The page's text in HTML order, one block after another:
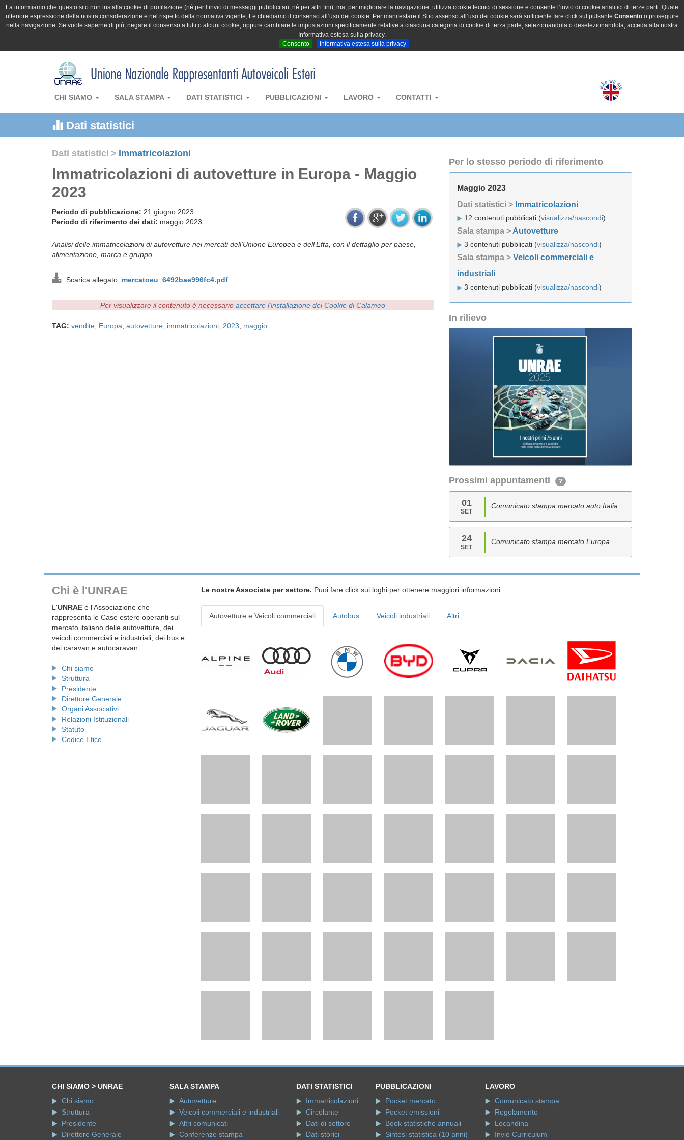
La informiamo che questo sito non installa cookie di profilazione (né per l’invio di messaggi pubblicitari, né per altri fini); ma, per migliorare la navigazione, utilizza cookie tecnici di sessione e consente l’invio di cookie analitici di terze parti. Quale
ulteriore espressione della nostra considerazione e nel rispetto della normativa vigente, Le chiediamo il consenso all’uso dei cookie. Per manifestare il Suo assenso all’uso dei cookie sarà sufficiente fare click sul pulsante Consentoo proseguire
nella navigazione. Se vuole saperne di più, negare il consenso a tutti o alcuni cookie, oppure cambiare le impostazioni specificamente relative a ciascuna categoria di cookie di terza parte, selezionandola o deselezionandola, acceda alla nostra
Informativa estesa sulla privacy.
Consento
Informativa estesa sulla privacy
CHI SIAMO SALA STAMPA DATI STATISTICI PUBBLICAZIONI LAVORO CONTATTI
Dati statistici
Dati statistici > Immatricolazioni
Immatricolazioni di autovetture in Europa - Maggio
2023
Periodo di pubblicazione: 21 giugno 2023
Periodo di riferimento dei dati: maggio 2023
Analisi delle immatricolazioni di autovetture nei mercati dell’Unione Europea e dell’Efta, con il dettaglio per paese,
alimentazione, marca e gruppo.
Scarica allegato: mercatoeu_6492bae996fc4.pdf
Per visualizzare il contenuto è necessario accettare l'installazione dei Cookie di Calameo
TAG: vendite Europa autovetture immatricolazioni 2023 maggio
Per lo stesso periodo di riferimento
Maggio 2023
Dati statistici > Immatricolazioni
12 contenuti pubblicati (visualizza/nascondi)
Sala stampa > Autovetture
3 contenuti pubblicati (visualizza/nascondi)
Sala stampa > Veicoli commerciali e
industriali
3 contenuti pubblicati (visualizza/nascondi)
In rilievo
Prossimi appuntamenti ?
01
SET
Comunicato stampa mercato auto Italia
24
SET
Comunicato stampa mercato Europa
Chi è l'UNRAE
L'UNRAE è l'Associazione che
rappresenta le Case estere operanti sul
mercato italiano delle autovetture, dei
veicoli commerciali e industriali, dei bus e
dei caravan e autocaravan.
Chi siamo
Struttura
Presidente
Direttore Generale
Organi Associativi
Relazioni Istituzionali
Statuto
Codice Etico
Le nostre Associate per settore. Puoi fare click sui loghi per ottenere maggiori informazioni.
Autovetture e Veicoli commerciali Autobus Veicoli industriali Altri
CHI SIAMO > UNRAE
Chi siamo
Struttura
Presidente
Direttore Generale
SALA STAMPA
Autovetture
Veicoli commerciali e industriali
Altri comunicati
Conferenze stampa
DATI STATISTICI
Immatricolazioni
Circolante
Dati di settore
Dati storici
PUBBLICAZIONI
Pocket mercato
Pocket emissioni
Book statistiche annuali
Sintesi statistica (10 anni)
LAVORO
Comunicato stampa
Regolamento
Locandina
Invio Curriculum